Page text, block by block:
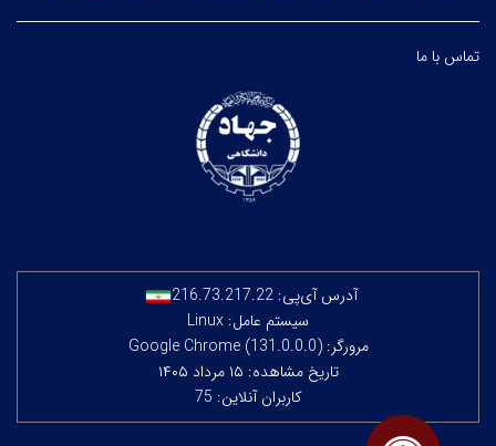
تماس با ما
آدرس آی‌پی: 216.73.217.22
سیستم عامل: Linux
مرورگر: Google Chrome (131.0.0.0)
تاریخ مشاهده: ۱۵ مرداد ۱۴۰۵
کاربران آنلاین: 75